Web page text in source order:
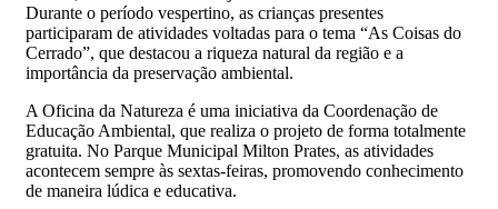
Durante o período vespertino, as crianças presentes
participaram de atividades voltadas para o tema “As Coisas do
Cerrado”, que destacou a riqueza natural da região e a
importância da preservação ambiental.
A Oficina da Natureza é uma iniciativa da Coordenação de
Educação Ambiental, que realiza o projeto de forma totalmente
gratuita. No Parque Municipal Milton Prates, as atividades
acontecem sempre às sextas-feiras, promovendo conhecimento
de maneira lúdica e educativa.